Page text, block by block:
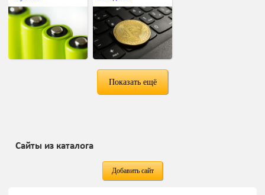
Показать ещё
Сайты из каталога
Добавить сайт